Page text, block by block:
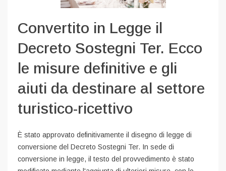
Convertito in Legge il
Decreto Sostegni Ter. Ecco
le misure definitive e gli
aiuti da destinare al settore
turistico-ricettivo
È stato approvato definitivamente il disegno di legge di
conversione del Decreto Sostegni Ter. In sede di
conversione in legge, il testo del provvedimento è stato